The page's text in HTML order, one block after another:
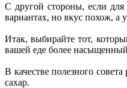
С другой стороны, если
вариантах, но вкус похож, а
Итак, выбирайте тот,
вашей еде более
В качестве полезного
сахар.